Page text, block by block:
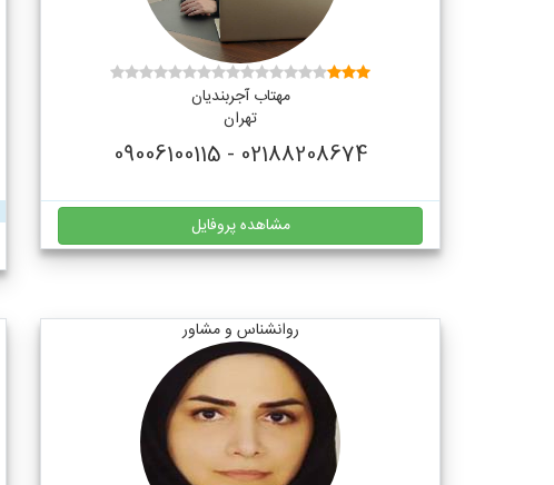
مهتاب آجربندیان
تهران
02188208674 - 09006100115
مشاهده پروفایل
روانشناس و مشاور